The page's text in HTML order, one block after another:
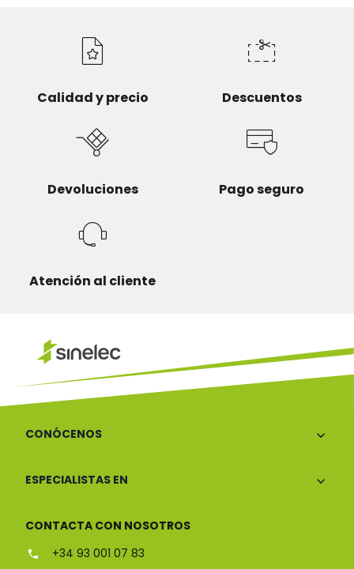
Calidad y precio Descuentos
Devoluciones Pago seguro
Atención al cliente
CONÓCENOS
ESPECIALISTAS EN
CONTACTA CON NOSOTROS
+34 93 001 07 83